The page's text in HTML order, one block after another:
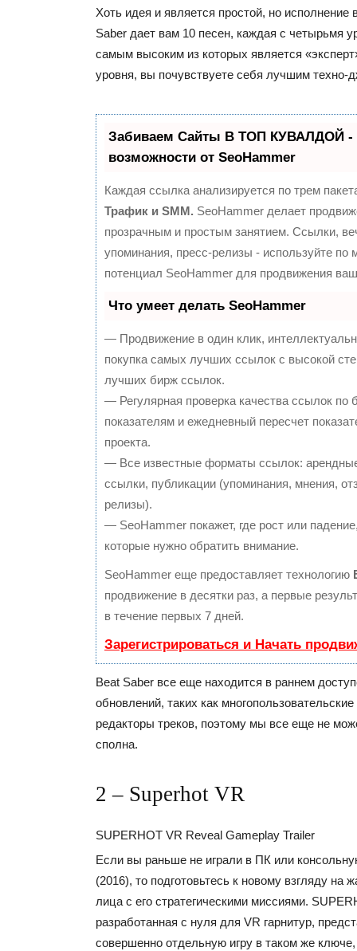
Хоть идея и является простой, но исполнение
Saber дает вам 10 песен, каждая с четырьмя
самым высоким из которых является
уровня, вы почувствуете себя лучшим техно-
Забиваем Сайты В ТОП КУВАЛДОЙ -
возможности от SeoHammer
Каждая ссылка анализируется по трем
Трафик и SMM. SeoHammer делает
прозрачным и простым занятием. Ссылки,
упоминания, пресс-релизы - используйте по
потенциал SeoHammer для продвижения
Что умеет делать SeoHammer
— Продвижение в один клик,
покупка самых лучших ссылок с высокой
лучших бирж ссылок.
— Регулярная проверка качества ссылок по
показателям и ежедневный пересчет
проекта.
— Все известные форматы ссылок:
ссылки, публикации (упоминания, мнения,
релизы).
— SeoHammer покажет, где рост или
которые нужно обратить внимание.
SeoHammer еще предоставляет технологию
продвижение в десятки раз, а первые
в течение первых 7 дней.
Зарегистрироваться и Начать
Beat Saber все еще находится в раннем
обновлений, таких как
редакторы треков, поэтому мы все еще не
сполна.
2 – Superhot VR
SUPERHOT VR Reveal Gameplay Trailer
Если вы раньше не играли в ПК или
(2016), то подготовьтесь к новому взгляду на
лица с его стратегическими миссиями.
разработанная с нуля для VR гарнитур,
совершенно отдельную игру в таком же